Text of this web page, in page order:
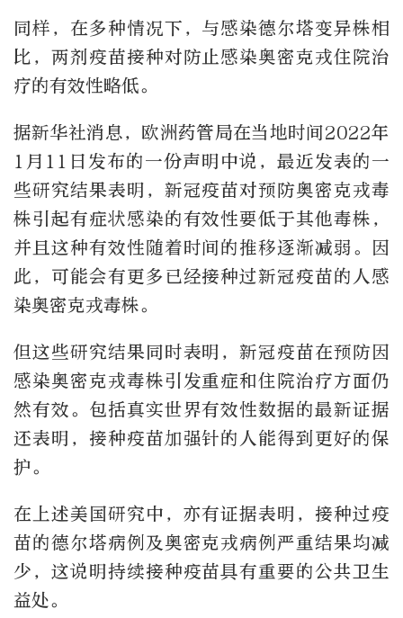
同样，在多种情况下，与感染德尔塔变异株相
比，两剂疫苗接种对防止感染奥密克戎住院治
疗的有效性略低。
据新华社消息，欧洲药管局在当地时间2022年
1月11日发布的一份声明中说，最近发表的一
些研究结果表明，新冠疫苗对预防奥密克戎毒
株引起有症状感染的有效性要低于其他毒株，
并且这种有效性随着时间的推移逐渐减弱。因
此，可能会有更多已经接种过新冠疫苗的人感
染奥密克戎毒株。
但这些研究结果同时表明，新冠疫苗在预防因
感染奥密克戎毒株引发重症和住院治疗方面仍
然有效。包括真实世界有效性数据的最新证据
还表明，接种疫苗加强针的人能得到更好的保
护。
在上述美国研究中，亦有证据表明，接种过疫
苗的德尔塔病例及奥密克戎病例严重结果均减
少，这说明持续接种疫苗具有重要的公共卫生
益处。